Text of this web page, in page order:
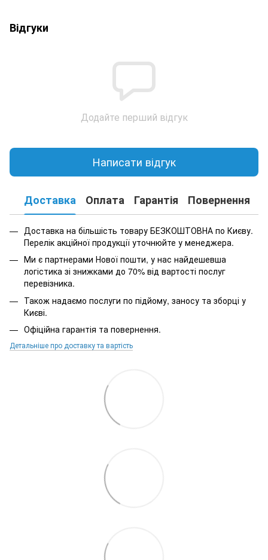
Відгуки
Додайте перший відгук
Написати відгук
Доставка Оплата Гарантія Повернення
Доставка на більшість товару БЕЗКОШТОВНА по Києву.
Перелік акційної продукції уточнюйте у менеджера.
Ми є партнерами Нової пошти, у нас найдешевша
логістика зі знижками до 70% від вартості послуг
перевізника.
Також надаємо послуги по підйому, заносу та зборці у
Києві.
Офіційна гарантія та повернення.
Детальніше про доставку та вартість